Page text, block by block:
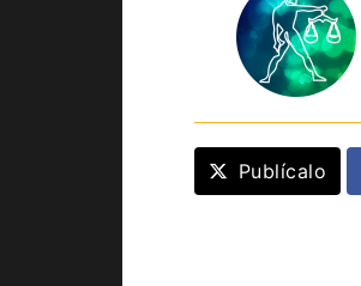
Publícalo